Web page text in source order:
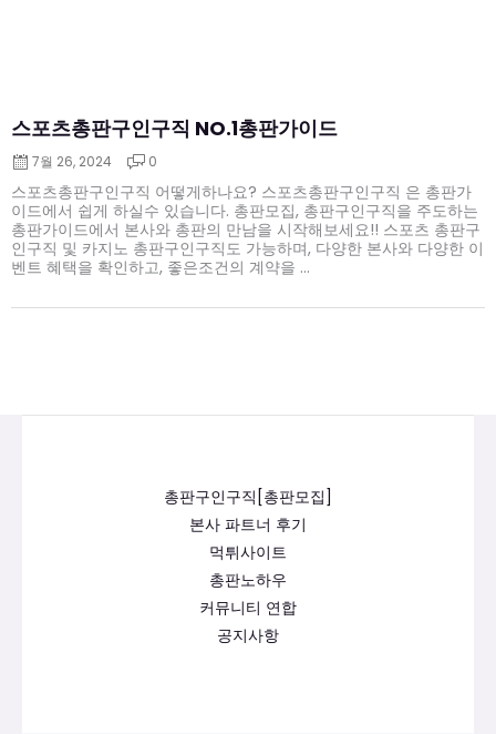
스포츠총판구인구직 NO.1총판가이드
7월 26, 2024 0
스포츠총판구인구직 어떻게하나요? 스포츠총판구인구직 은 총판가
이드에서 쉽게 하실수 있습니다. 총판모집, 총판구인구직을 주도하는
총판가이드에서 본사와 총판의 만남을 시작해보세요!! 스포츠 총판구
인구직 및 카지노 총판구인구직도 가능하며, 다양한 본사와 다양한 이
벤트 혜택을 확인하고, 좋은조건의 계약을 ...
총판구인구직[총판모집]
본사 파트너 후기
먹튀사이트
총판노하우
커뮤니티 연합
공지사항